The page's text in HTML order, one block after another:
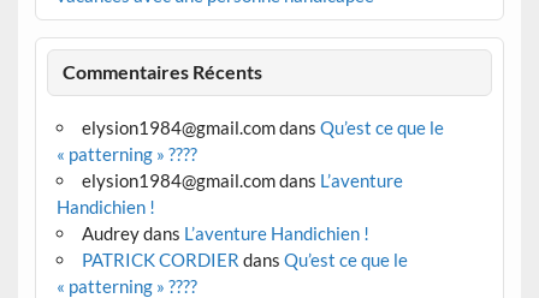
Commentaires Récents
elysion1984@gmail.comdans Qu’est ce que le
« patterning » ????
elysion1984@gmail.comdans L’aventure
Handichien !
Audreydans L’aventure Handichien !
PATRICK CORDIER dans Qu’est ce que le
« patterning » ????